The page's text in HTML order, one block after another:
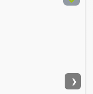
❯